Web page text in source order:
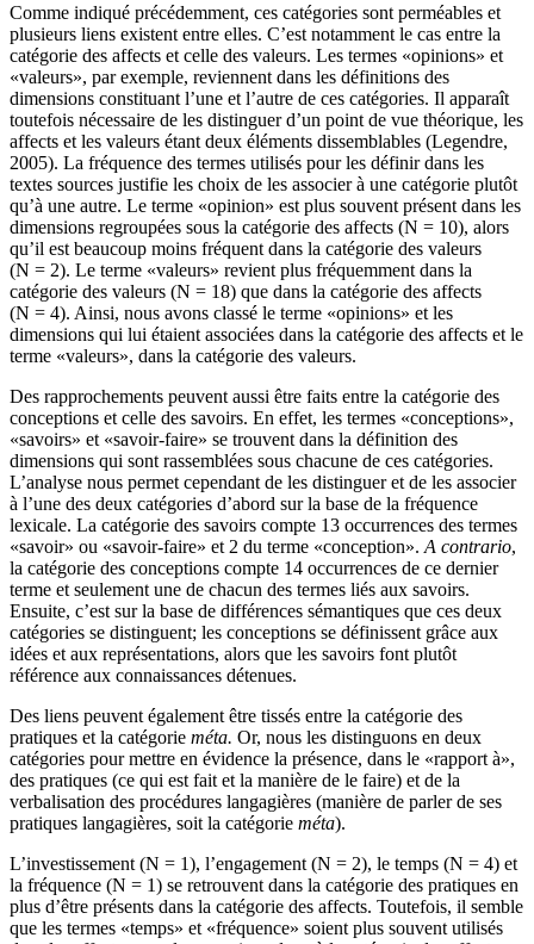
Comme indiqué précédemment, ces catégories sont perméables et
plusieurs liens existent entre elles. C’est notamment le cas entre la
catégorie des affects et celle des valeurs. Les termes «opinions» et
«valeurs», par exemple, reviennent dans les définitions des
dimensions constituant l’une et l’autre de ces catégories. Il apparaît
toutefois nécessaire de les distinguer d’un point de vue théorique, les
affects et les valeurs étant deux éléments dissemblables (Legendre,
2005). La fréquence des termes utilisés pour les définir dans les
textes sources justifie les choix de les associer à une catégorie plutôt
qu’à une autre. Le terme «opinion» est plus souvent présent dans les
dimensions regroupées sous la catégorie des affects (N = 10), alors
qu’il est beaucoup moins fréquent dans la catégorie des valeurs
(N = 2). Le terme «valeurs» revient plus fréquemment dans la
catégorie des valeurs (N = 18) que dans la catégorie des affects
(N = 4). Ainsi, nous avons classé le terme «opinions» et les
dimensions qui lui étaient associées dans la catégorie des affects et le
terme «valeurs», dans la catégorie des valeurs.
Des rapprochements peuvent aussi être faits entre la catégorie des
conceptions et celle des savoirs. En effet, les termes «conceptions»,
«savoirs» et «savoir-faire» se trouvent dans la définition des
dimensions qui sont rassemblées sous chacune de ces catégories.
L’analyse nous permet cependant de les distinguer et de les associer
à l’une des deux catégories d’abord sur la base de la fréquence
lexicale. La catégorie des savoirs compte 13 occurrences des termes
«savoir» ou «savoir-faire» et 2 du terme «conception». A contrario,
la catégorie des conceptions compte 14 occurrences de ce dernier
terme et seulement une de chacun des termes liés aux savoirs.
Ensuite, c’est sur la base de différences sémantiques que ces deux
catégories se distinguent; les conceptions se définissent grâce aux
idées et aux représentations, alors que les savoirs font plutôt
référence aux connaissances détenues.
Des liens peuvent également être tissés entre la catégorie des
pratiques et la catégorie méta. Or, nous les distinguons en deux
catégories pour mettre en évidence la présence, dans le «rapport à»,
des pratiques (ce qui est fait et la manière de le faire) et de la
verbalisation des procédures langagières (manière de parler de ses
pratiques langagières, soit la catégorie méta).
L’investissement (N = 1), l’engagement (N = 2), le temps (N = 4) et
la fréquence (N = 1) se retrouvent dans la catégorie des pratiques en
plus d’être présents dans la catégorie des affects. Toutefois, il semble
que les termes «temps» et «fréquence» soient plus souvent utilisés